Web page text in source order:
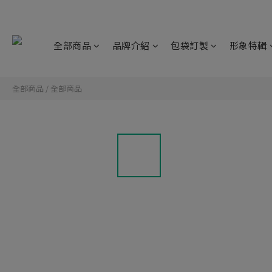
全部商品 品牌介紹 包袋訂製 形象特輯
全部商品 / 全部商品